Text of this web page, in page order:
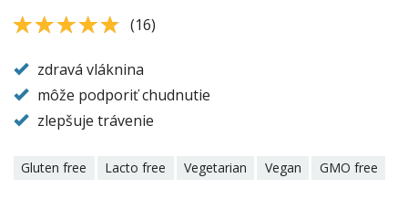
4.75 4.8
(16)
zdravá vláknina
môže podporiť chudnutie
zlepšuje trávenie
Gluten free Lacto free Vegetarian Vegan GMO free